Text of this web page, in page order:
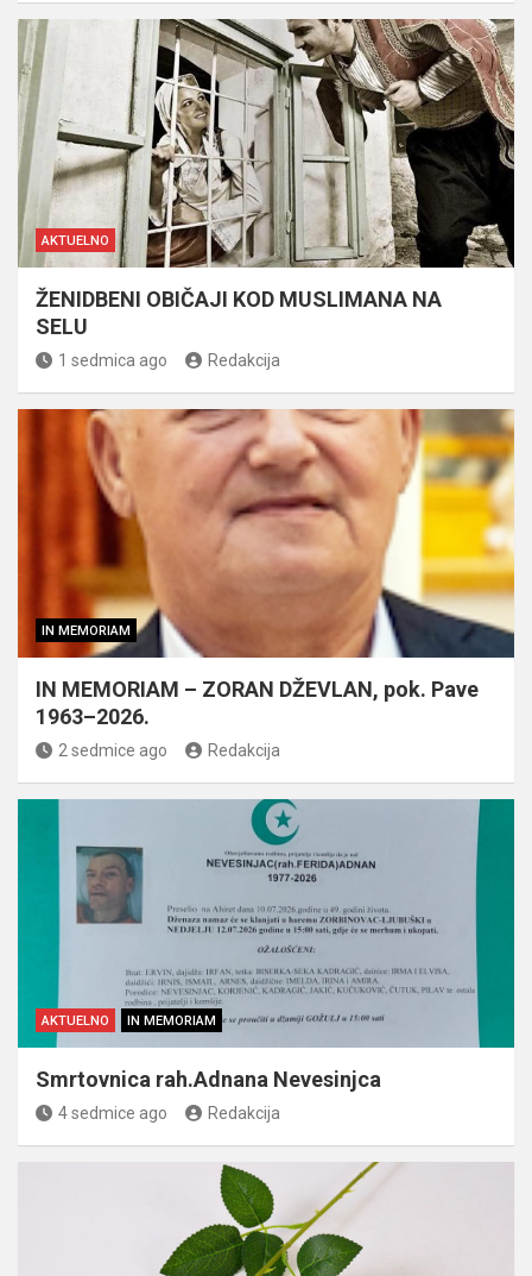
AKTUELNO
ŽENIDBENI OBIČAJI KOD MUSLIMANA NA
SELU
1 sedmica ago Redakcija
IN MEMORIAM
IN MEMORIAM – ZORAN DŽEVLAN, pok. Pave
1963–2026.
2 sedmice ago Redakcija
AKTUELNO IN MEMORIAM
Smrtovnica rah.Adnana Nevesinjca
4 sedmice ago Redakcija